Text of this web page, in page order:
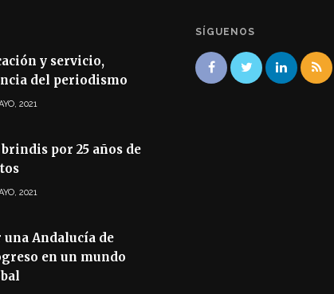
y servicio,
del periodismo
2021
por 25 años de
2021
una Andalucía de
en un mundo
SÍGUENOS